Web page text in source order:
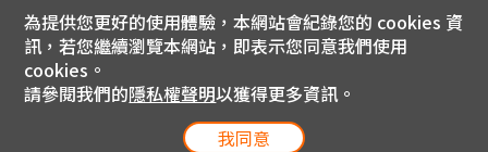
為提供您更好的使用體驗，本網站會紀錄您的 cookies 資
訊，若您繼續瀏覽本網站，即表示您同意我們使用
cookies。
請參閱我們的隱私權聲明以獲得更多資訊。
我同意